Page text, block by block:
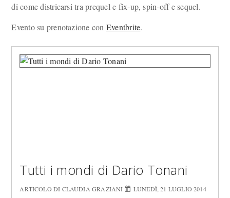
di come districarsi tra prequel e fix-up, spin-off e sequel.
Evento su prenotazione con Eventbrite.
Tutti i mondi di Dario Tonani
ARTICOLO DI CLAUDIA GRAZIANI LUNEDÌ, 21 LUGLIO 2014